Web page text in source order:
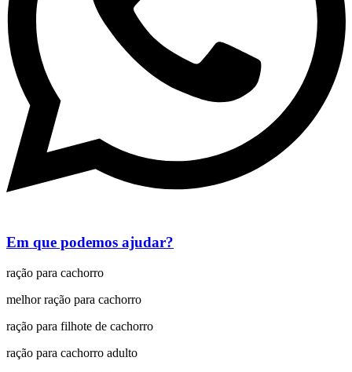
Em que podemos ajudar?
ração para cachorro
melhor ração para cachorro
ração para filhote de cachorro
ração para cachorro adulto